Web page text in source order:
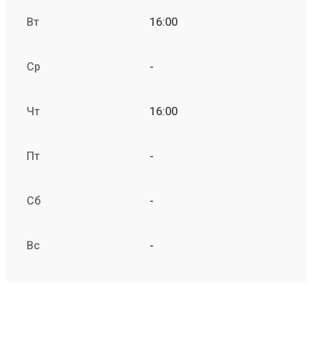
Вт 16:00
Ср -
Чт 16:00
Пт -
Сб -
Вс -